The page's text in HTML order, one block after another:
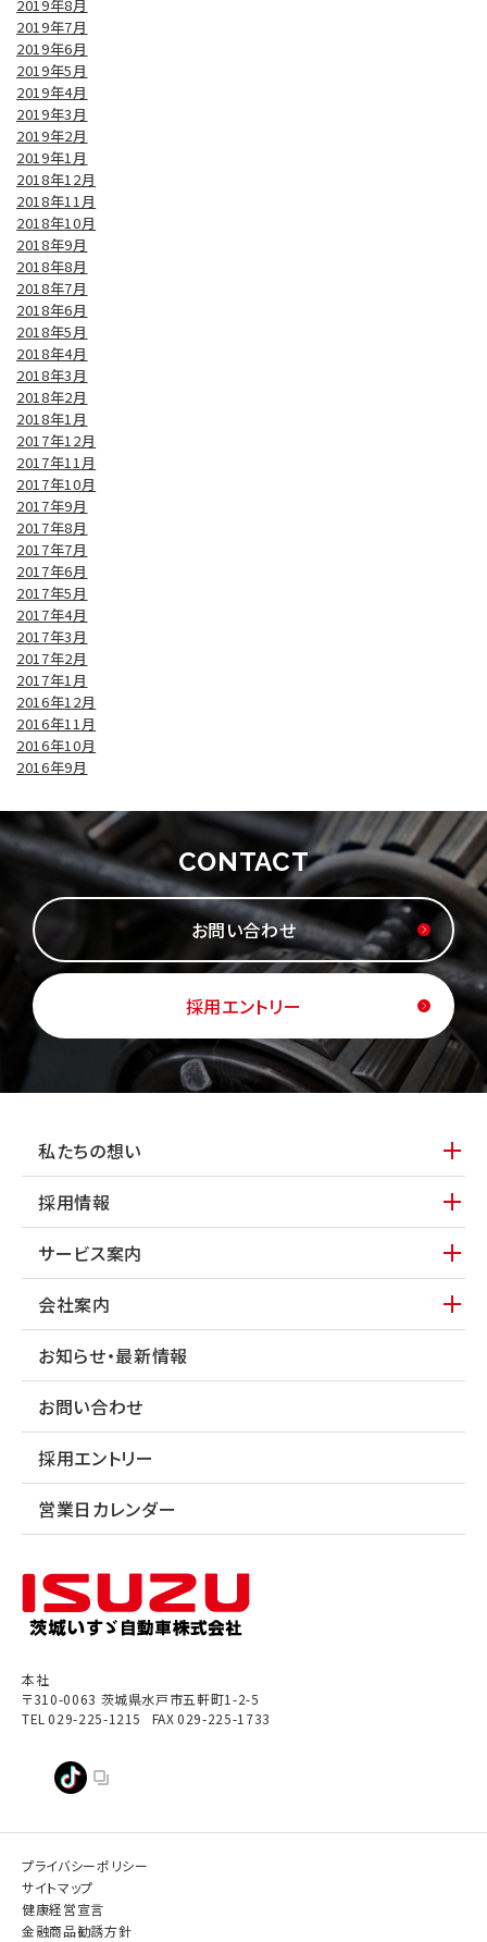
2019年8月
2019年7月
2019年6月
2019年5月
2019年4月
2019年3月
2019年2月
2019年1月
2018年12月
2018年11月
2018年10月
2018年9月
2018年8月
2018年7月
2018年6月
2018年5月
2018年4月
2018年3月
2018年2月
2018年1月
2017年12月
2017年11月
2017年10月
2017年9月
2017年8月
2017年7月
2017年6月
2017年5月
2017年4月
2017年3月
2017年2月
2017年1月
2016年12月
2016年11月
2016年10月
2016年9月
CONTACT
お問い合わせ
採用エントリー
本社
〒310-0063 茨城県水戸市五軒町1-2-5
TEL 029-225-1215 FAX029-225-1733
私たちの想い
採用情報
サービス案内
会社案内
お知らせ・最新情報
お問い合わせ
採用エントリー
営業日カレンダー
プライバシーポリシー
サイトマップ
健康経営宣言
金融商品勧誘方針